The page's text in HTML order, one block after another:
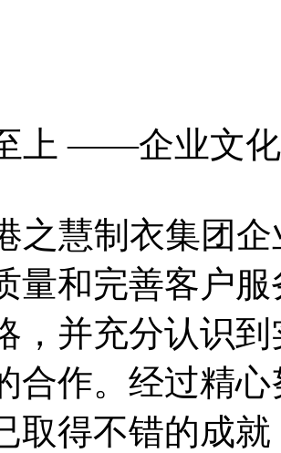
上 ——企业文化
慧制衣集团企
量和完善客户
，并充分认识
合作。经过精
取得不错的成